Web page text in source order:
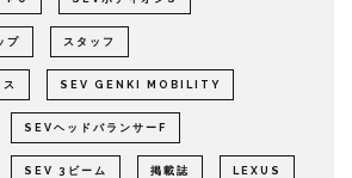
プ スタッフ
SEV GENKI MOBILITY
SEVヘッドバランサーF
SEV 3ビーム 掲載誌 LEXUS